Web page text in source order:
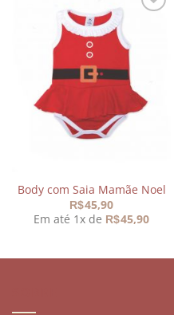
Adicionar
meus
desejos
Body com Saia Mamãe Noel
R$45,90
Em até 1x de R$45,90